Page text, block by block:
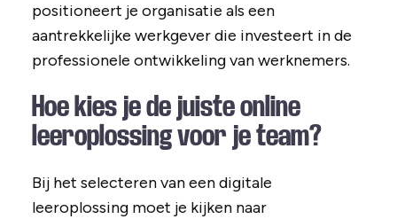
positioneert je organisatie als een
aantrekkelijke werkgever die investeert in de
professionele ontwikkeling van werknemers.
Hoe kies je de juiste online
leeroplossing voor je team?
Bij het selecteren van een digitale
leeroplossing moet je kijken naar